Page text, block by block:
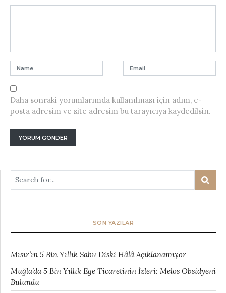
Daha sonraki yorumlarımda kullanılması için adım, e-
posta adresim ve site adresim bu tarayıcıya kaydedilsin.
SON YAZILAR
Mısır’ın 5 Bin Yıllık Sabu Diski Hâlâ Açıklanamıyor
Muğla’da 5 Bin Yıllık Ege Ticaretinin İzleri: Melos Obsidyeni
Bulundu